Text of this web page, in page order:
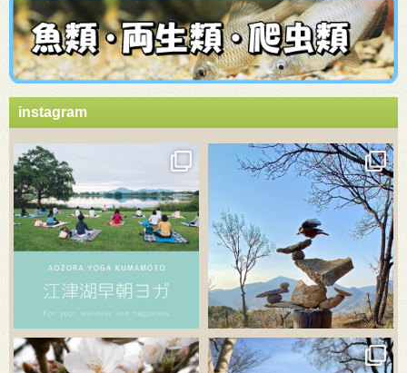
instagram
3月 20
3月 18
3月 18